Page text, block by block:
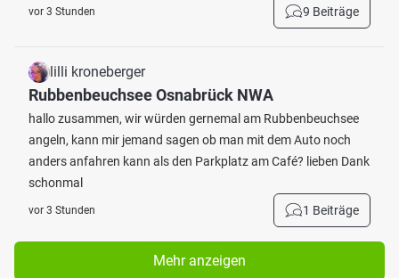
vor 3 Stunden 9 Beiträge
lilli kroneberger
Rubbenbeuchsee Osnabrück NWA
hallo zusammen, wir würden gernemal am Rubbenbeuchsee
angeln, kann mir jemand sagen ob man mit dem Auto noch
anders anfahren kann als den Parkplatz am Café? lieben Dank
schonmal
vor 3 Stunden 1 Beiträge
Mehr anzeigen